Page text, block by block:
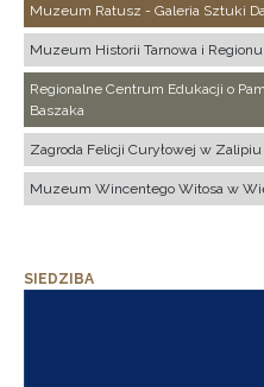
Muzeum Ratusz - Galeria Sztuki
Muzeum Historii Tarnowa i Regionu
Regionalne Centrum Edukacji o
Baszaka
Zagroda Felicji Curyłowej w Zalipiu
Muzeum Wincentego Witosa w
SIEDZIBA